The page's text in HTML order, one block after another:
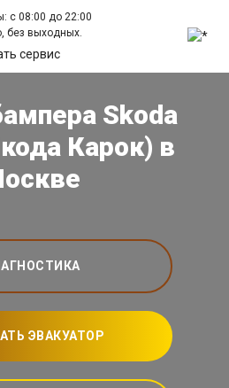
с 08:00 до 22:00
без выходных.
сервис
Skoda
Карок) в
ЭВАКУАТОР